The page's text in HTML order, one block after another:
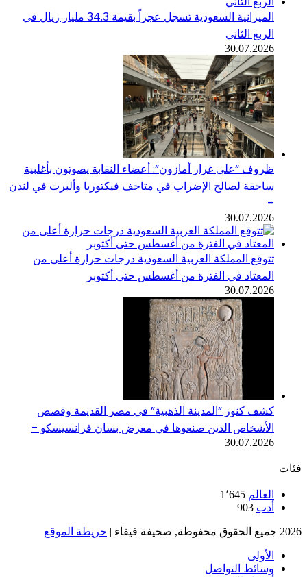
الميزانية السعودية تسجل عجزاً بقيمة 34.3 مليار ريال في
الربع الثاني
30.07.2026
ظروف “على غرار أمازون”: أعضاء النقابة يصوتون بأغلبية
ساحقة لصالح الإضراب في متاحف فيكتوريا وألبرت في لندن
–
30.07.2026
تتوقع المملكة العربية السعودية درجات حرارة أعلى من
المعتاد في الفترة من أغسطس حتى أكتوبر
30.07.2026
كشف كنوز “المدينة الذهبية” في مصر القديمة وقصص
الأشخاص الذين صنعوها في معرض بسان فرانسيسكو –
30.07.2026
فئات
العالم 1٬645
أدب 903
2026 جميع الحقوق محفوظة, صحيفة فيفاء | خريطة الموقع
الأولى
وسائط التواصل